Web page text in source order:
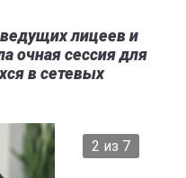
лицеев и
очная сессия для
в сетевых
2 из 7